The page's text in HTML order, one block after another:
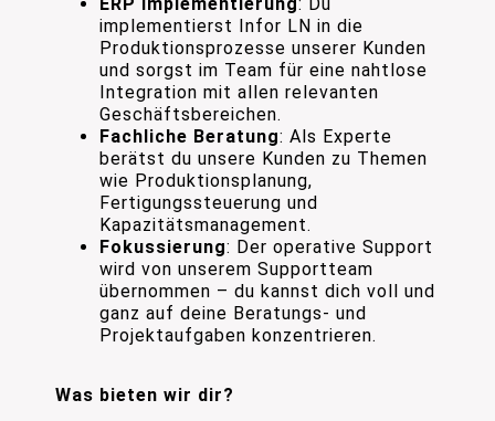
implementierst Infor LN in die
Produktionsprozesse unserer Kunden
und sorgst im Team für eine nahtlose
Integration mit allen relevanten
Geschäftsbereichen.
Fachliche Beratung: Als Experte
berätst du unsere Kunden zu Themen
wie Produktionsplanung,
Fertigungssteuerung und
Kapazitätsmanagement.
Fokussierung: Der operative Support
wird von unserem Supportteam
übernommen – du kannst dich voll und
ganz auf deine Beratungs- und
Projektaufgaben konzentrieren.
Was bieten wir dir?